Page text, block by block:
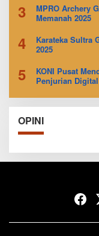
3
MPRO Archery
Memanah 2025
4
Karateka Sultra
2025
5
KONI Pusat
Penjurian Digital
OPINI